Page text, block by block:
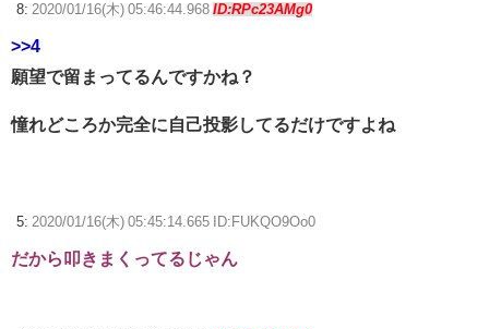
8: 2020/01/16(木) 05:46:44.968 ID:RPc23AMg0
>>4
願望で留まってるんですかね？
憧れどころか完全に自己投影してるだけですよね
5: 2020/01/16(木) 05:45:14.665 ID:FUKQO9Oo0
だから叩きまくってるじゃん